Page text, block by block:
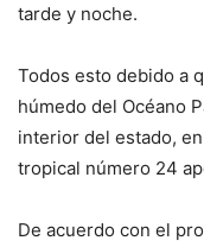
tarde y noche.
Todos esto debido a
húmedo del Océano
interior del estado,
tropical número 24
De acuerdo con el